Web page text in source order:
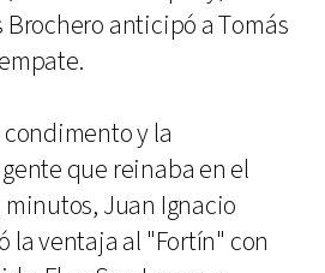
anticipó a Tomás
y la
que reinaba en el
Juan Ignacio
la ventaja al "Fortín" con